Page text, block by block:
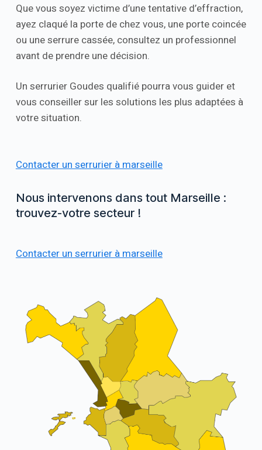
Que vous soyez victime d’une tentative d’effraction,
ayez claqué la porte de chez vous, une porte coincée
ou une serrure cassée, consultez un professionnel
avant de prendre une décision.
Un serrurier Goudes qualifié pourra vous guider et
vous conseiller sur les solutions les plus adaptées à
votre situation.
Contacter un serrurier à marseille
Nous intervenons dans tout Marseille :
trouvez-votre secteur !
Contacter un serrurier à marseille